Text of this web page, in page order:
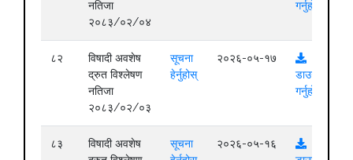
नतिजा
२०८३/०२/०४
गर्नुहोस्
८२
विषादी अवशेष
द्रुत विश्लेषण
नतिजा
२०८३/०२/०३
सूचना
हेर्नुहोस्
२०२६-०५-१७
डाउनलोड
गर्नुहोस्
८३
विषादी अवशेष
सूचना
२०२६-०५-१६